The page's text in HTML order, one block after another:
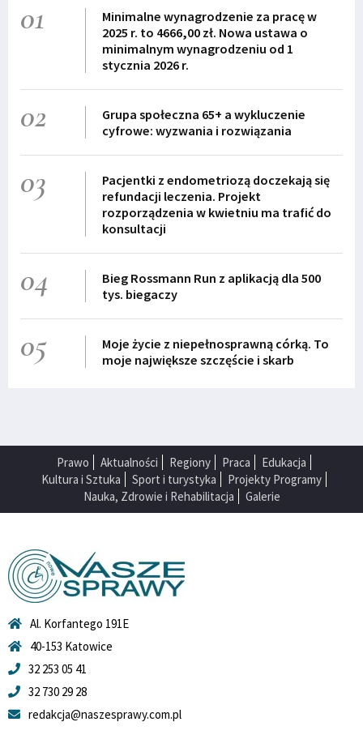
01
Minimalne wynagrodzenie za pracę w
2025 r. to 4666,00 zł. Nowa ustawa o
minimalnym wynagrodzeniu od 1
stycznia 2026 r.
02
Grupa społeczna 65+ a wykluczenie
cyfrowe: wyzwania i rozwiązania
03
Pacjentki z endometriozą doczekają się
refundacji leczenia. Projekt
rozporządzenia w kwietniu ma trafić do
konsultacji
04
Bieg Rossmann Run z aplikacją dla 500
tys. biegaczy
05
Moje życie z niepełnosprawną córką. To
moje największe szczęście i skarb
Prawo Aktualności Regiony Praca
Edukacja
Kultura i Sztuka
Sport i turystyka
Projekty Programy
Nauka, Zdrowie i Rehabilitacja
Galerie
Al. Korfantego 191E
40-153 Katowice
32 253 05 41
32 730 29 28
redakcja@naszesprawy.com.pl